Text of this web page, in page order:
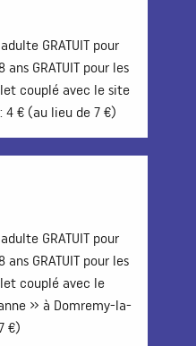
GRATUIT pour
GRATUIT pour les
couplé avec le site
4 € (au lieu de 7 €)
GRATUIT pour
GRATUIT pour les
couplé avec le
» à Domremy-la-
€)